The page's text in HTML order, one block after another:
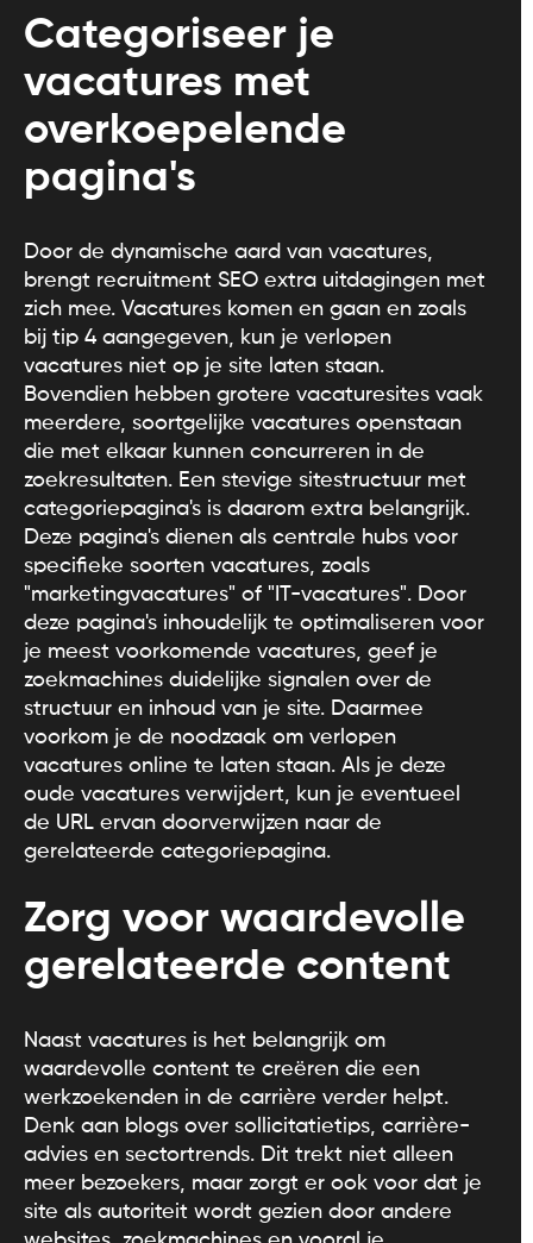
Categoriseer je
vacatures met
overkoepelende
pagina's
Door de dynamische aard van vacatures,
brengt recruitment SEO extra uitdagingen met
zich mee. Vacatures komen en gaan en zoals
bij tip 4 aangegeven, kun je verlopen
vacatures niet op je site laten staan.
Bovendien hebben grotere vacaturesites vaak
meerdere, soortgelijke vacatures openstaan
die met elkaar kunnen concurreren in de
zoekresultaten. Een stevige sitestructuur met
categoriepagina's is daarom extra belangrijk.
Deze pagina's dienen als centrale hubs voor
specifieke soorten vacatures, zoals
"marketingvacatures" of "IT-vacatures". Door
deze pagina's inhoudelijk te optimaliseren voor
je meest voorkomende vacatures, geef je
zoekmachines duidelijke signalen over de
structuur en inhoud van je site. Daarmee
voorkom je de noodzaak om verlopen
vacatures online te laten staan. Als je deze
oude vacatures verwijdert, kun je eventueel
de URL ervan doorverwijzen naar de
gerelateerde categoriepagina.
Zorg voor waardevolle
gerelateerde content
Naast vacatures is het belangrijk om
waardevolle content te creëren die een
werkzoekenden in de carrière verder helpt.
Denk aan blogs over sollicitatietips, carrière-
advies en sectortrends. Dit trekt niet alleen
meer bezoekers, maar zorgt er ook voor dat je
site als autoriteit wordt gezien door andere